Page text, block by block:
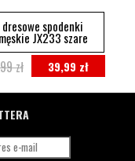
dresowe spodenki
męskie JX233 szare
39,99 zł
zł